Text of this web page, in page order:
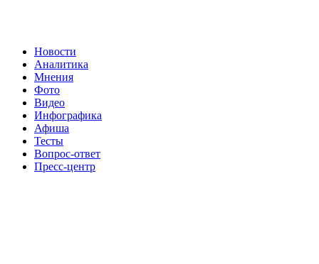
Новости
Аналитика
Мнения
Фото
Видео
Инфографика
Афиша
Тесты
Вопрос-ответ
Пресс-центр